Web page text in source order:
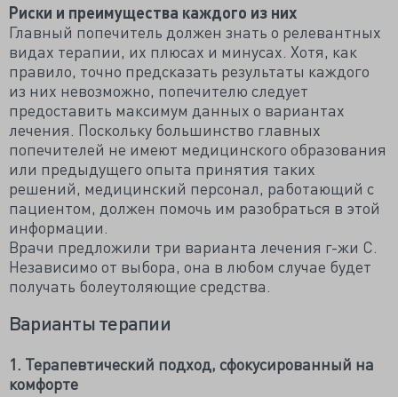
Риски и преимущества каждого из них
Главный попечитель должен знать о релевантных
видах терапии, их плюсах и минусах. Хотя, как
правило, точно предсказать результаты каждого
из них невозможно, попечителю следует
предоставить максимум данных о вариантах
лечения. Поскольку большинство главных
попечителей не имеют медицинского образования
или предыдущего опыта принятия таких
решений, медицинский персонал, работающий с
пациентом, должен помочь им разобраться в этой
информации.
Врачи предложили три варианта лечения г-жи С.
Независимо от выбора, она в любом случае будет
получать болеутоляющие средства.
Варианты терапии
1. Терапевтический подход, сфокусированный на
комфорте